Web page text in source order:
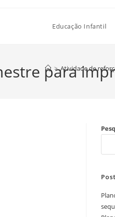
Educação Infantil
para
> Atividade de